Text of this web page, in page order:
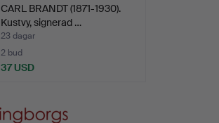
CARL BRANDT (1871-1930).
Kustvy, signerad …
23 dagar
2 bud
37 USD